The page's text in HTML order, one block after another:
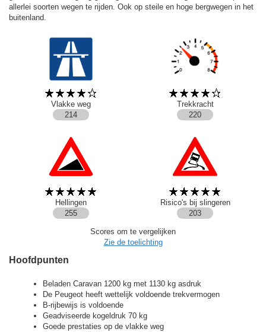
allerlei soorten wegen te rijden. Ook op steile en hoge bergwegen in het
buitenland.
Vlakke weg
Trekkracht
214
220
Hellingen
Risico's bij slingeren
255
203
Scores om te vergelijken
Zie de toelichting
Hoofdpunten
Beladen Caravan 1200 kg met 1130 kg asdruk
De Peugeot heeft wettelijk voldoende trekvermogen
B-rijbewijs is voldoende
Geadviseerde kogeldruk 70 kg
Goede prestaties op de vlakke weg